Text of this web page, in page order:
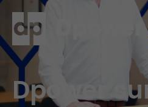
Dpower